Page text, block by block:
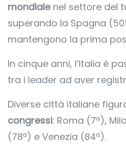
mondialenel settore del
superando la Spagna
mantengono la prima
In cinque anni, l’Italia è
tra i leader ad aver
Diverse città italiane
congressi: Roma (7ª),
(78ª) e Venezia (84ª).